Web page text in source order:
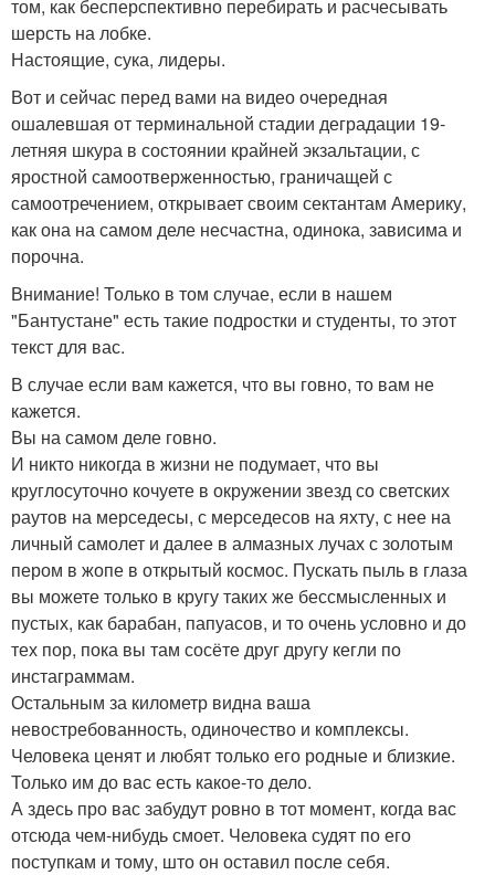
том, как бесперспективно перебирать и расчесывать
шерсть на лобке.
Настоящие, сука, лидеры.
Вот и сейчас перед вами на видео очередная
ошалевшая от терминальной стадии деградации 19-
летняя шкура в состоянии крайней экзальтации, с
яростной самоотверженностью, граничащей с
самоотречением, открывает своим сектантам Америку,
как она на самом деле несчастна, одинока, зависима и
порочна.
Внимание! Только в том случае, если в нашем
"Бантустане" есть такие подростки и студенты, то этот
текст для вас.
В случае если вам кажется, что вы говно, то вам не
кажется.
Вы на самом деле говно.
И никто никогда в жизни не подумает, что вы
круглосуточно кочуете в окружении звезд со светских
раутов на мерседесы, с мерседесов на яхту, с нее на
личный самолет и далее в алмазных лучах с золотым
пером в жопе в открытый космос. Пускать пыль в глаза
вы можете только в кругу таких же бессмысленных и
пустых, как барабан, папуасов, и то очень условно и до
тех пор, пока вы там сосёте друг другу кегли по
инстаграммам.
Остальным за километр видна ваша
невостребованность, одиночество и комплексы.
Человека ценят и любят только его родные и близкие.
Только им до вас есть какое-то дело.
А здесь про вас забудут ровно в тот момент, когда вас
отсюда чем-нибудь смоет. Человека судят по его
поступкам и тому, што он оставил после себя.